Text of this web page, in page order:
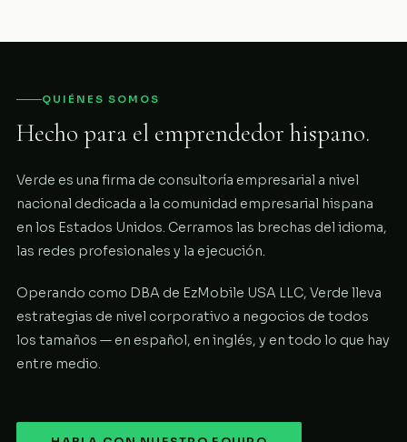
QUIÉNES SOMOS
Hecho para el emprendedor hispano.
Verde es una firma de consultoría empresarial a nivel
nacional dedicada a la comunidad empresarial hispana
en los Estados Unidos. Cerramos las brechas del idioma,
las redes profesionales y la ejecución.
Operando como DBA de EzMobile USA LLC, Verde lleva
estrategias de nivel corporativo a negocios de todos
los tamaños — en español, en inglés, y en todo lo que hay
entre medio.